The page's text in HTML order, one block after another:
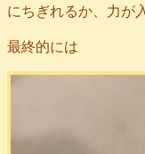
にちぎれるか、力が
最終的には